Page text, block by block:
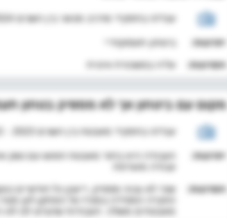
עבד/ה בתפקיד מרכיב מכאני בין השנים 2024 - 2024
יתרונות:
ביטחון תעסוקתייי
חסרונות:
עליה במשכורת איטית
מקום עם ביטחון אך לא מספיק בטחון
עבד/ה בתפקיד מאבטח בין השנים 2023 - 2022
יתרונות:
העבודה היא בתור מאבטח חמוש עם נשק
חסרונות:
שכר לא גבוה מספיק, ריענון כל חודשיים
החברה הפסידה במכרז על המתקן לען
מאבטחים משלה. העבודות שהציעו לנו לא